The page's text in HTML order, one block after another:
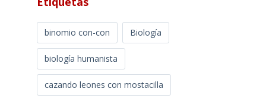
binomio con-con Biología
biología humanista
cazando leones con mostacilla